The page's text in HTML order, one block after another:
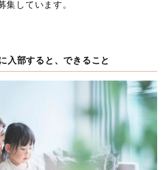
集しています。
入部すると、できること